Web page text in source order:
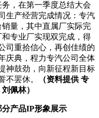
，在第一季度总结大会
生产经营完成情况：专汽
销量，其中直属厂实际完
和专业厂实现双完成，得
司重拾信心，再创佳绩的
庆典，程力专汽公司全体
神鼓劲，向新征程新目标
不罢休。
（资料提供 专
佩林）
形象展示